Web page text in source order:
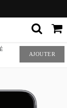
AJOUTER